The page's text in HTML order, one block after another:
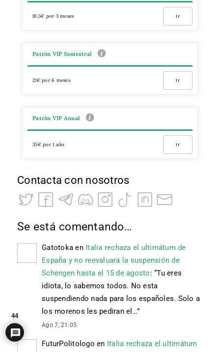
10,5€ por 3 meses Ir
Patrón VIP Semestral
21€ por 6 meses Ir
Patrón VIP Anual
35€ por 1 año Ir
Contacta con nosotros
Se está comentando…
Gatotoka en Italia rechaza el ultimátum de
España y no reevaluará la suspensión de
Schengen hasta el 15 de agosto: “Tu eres
idiota, lo sabemos todos. No esta
suspendiendo nada para los españoles. Solo a
los morenos les pediran el…”
Ago 7, 21:05
FuturPolitologo en Italia rechaza el ultimátum
44